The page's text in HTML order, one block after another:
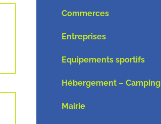
Commerces
Entreprises
Equipements sportifs
Hébergement – Camping
Mairie